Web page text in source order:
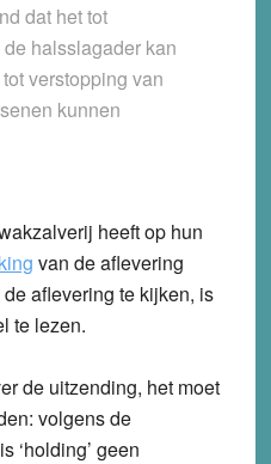
dat het tot
halsslagader kan
verstopping van
kunnen
heeft op hun
van de aflevering
aflevering te kijken, is
te lezen.
de uitzending, het moet
volgens de
is ‘holding’ geen